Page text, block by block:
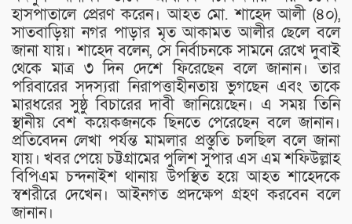
হাসপাতালে প্রেরণ করেন। আহত মো. শাহেদ আলী (৪০),
সাতবাড়িয়া নগর পাড়ার মৃত আকামত আলীর ছেলে বলে
জানা যায়। শাহেদ বলেন, সে নির্বাচনকে সামনে রেখে দুবাই
থেকে মাত্র ৩ দিন দেশে ফিরেছেন বলে জানান। তার
পরিবারের সদস্যরা নিরাপত্তাহীনতায় ভুগছেন এবং তাকে
মারধরের সুষ্ঠু বিচারের দাবী জানিয়েছেন। এ সময় তিনি
স্থানীয় বেশ কয়েকজনকে ছিনতে পেরেছেন বলে জানান।
প্রতিবেদন লেখা পর্যন্ত মামলার প্রস্তুতি চলছিল বলে জানা
যায়। খবর পেয়ে চট্টগ্রামের পুলিশ সুপার এস এম শফিউল্লাহ
বিপিএম চন্দনাইশ থানায় উপস্থিত হয়ে আহত শাহেদকে
স্বশরীরে দেখেন। আইনগত প্রদক্ষেপ গ্রহণ করবেন বলে
জানান।